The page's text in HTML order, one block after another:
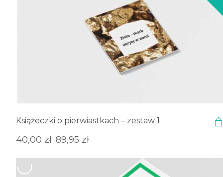
Książeczki o pierwiastkach – zestaw 1
89,95zł
Pierwotna
wynosiła:
40,00 zł
Aktualna
wynosi: